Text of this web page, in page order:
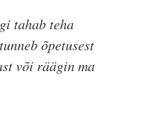
tahab teha
õpetusest
või räägin ma